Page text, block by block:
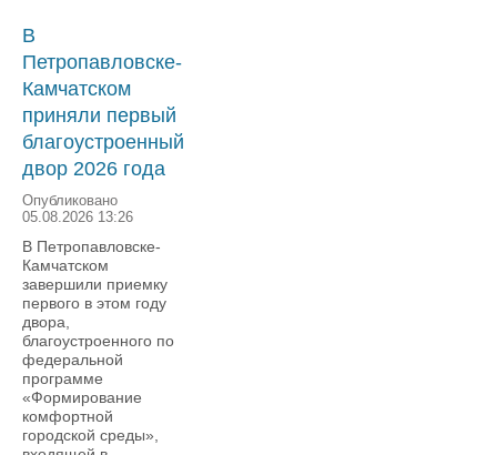
В
Петропавловске-
Камчатском
приняли первый
благоустроенный
двор 2026 года
Опубликовано
05.08.2026 13:26
В Петропавловске-
Камчатском
завершили приемку
первого в этом году
двора,
благоустроенного по
федеральной
программе
«Формирование
комфортной
городской среды»,